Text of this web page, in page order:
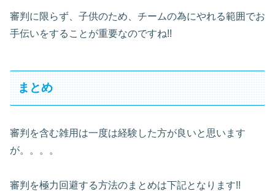
審判に限らず、子供のため、チームの為にやれる範囲でお
手伝いをすることが重要なのですね!!
まとめ
審判を含む雑用は一度は経験した方が良いと思います
が。。。。
審判を極力回避する方法のまとめは下記となります!!